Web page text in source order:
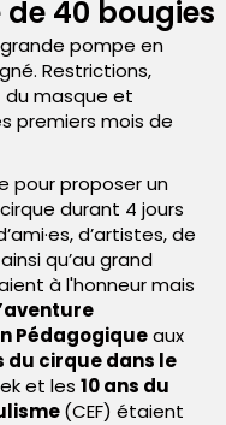
de 40 bougies
pompe en
Restrictions,
masque et
premiers mois de
pour proposer un
durant 4 jours
d’artistes, de
qu’au grand
à l'honneur mais
Pédagogiqueaux
du cirque dans le
et les 10 ans du
(CEF) étaient